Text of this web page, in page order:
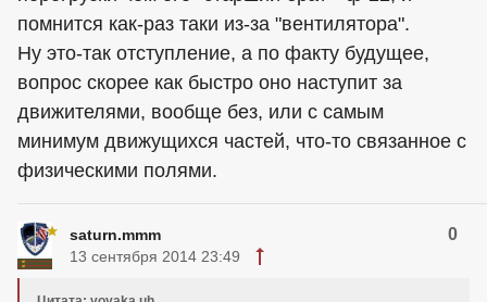
помнится как-раз таки из-за "вентилятора".
Ну это-так отступление, а по факту будущее,
вопрос скорее как быстро оно наступит за
движителями, вообще без, или с самым
минимум движущихся частей, что-то связанное с
физическими полями.
saturn.mmm 0
13 сентября 2014 23:49